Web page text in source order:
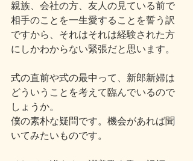
親族、会社の方、友人の見ている前で
相手のことを一生愛することを誓う訳
ですから、それはそれは経験された方
にしかわからない緊張だと思います。
式の直前や式の最中って、新郎新婦は
どういうことを考えて臨んでいるので
しょうか。
僕の素朴な疑問です。機会があれば聞
いてみたいものです。